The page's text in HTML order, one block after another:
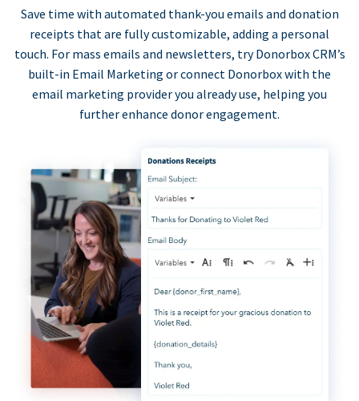
Save time with automated thank-you emails and donation
receipts that are fully customizable, adding a personal
touch. For mass emails and newsletters, try Donorbox CRM’s
built-in Email Marketing or connect Donorbox with the
email marketing provider you already use, helping you
further enhance donor engagement.